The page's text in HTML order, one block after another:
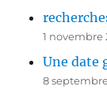
1 novembre
Une date
8